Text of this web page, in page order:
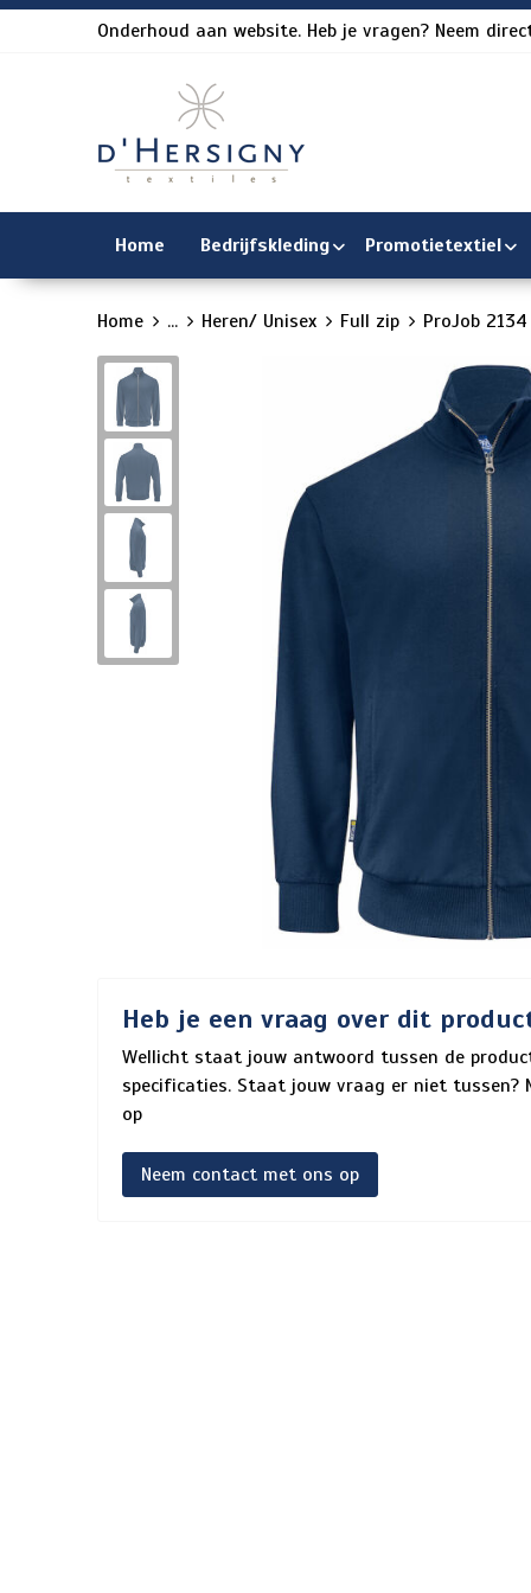
Onderhoud aan website. Heb je vragen? Neem
Home Bedrijfskleding Promotietextiel
Home ... Heren/ Unisex Full zip ProJob 2134
Heb je een vraag over dit
Wellicht staat jouw antwoord tussen de
specificaties. Staat jouw vraag er niet tussen?
op
Neem contact met ons op